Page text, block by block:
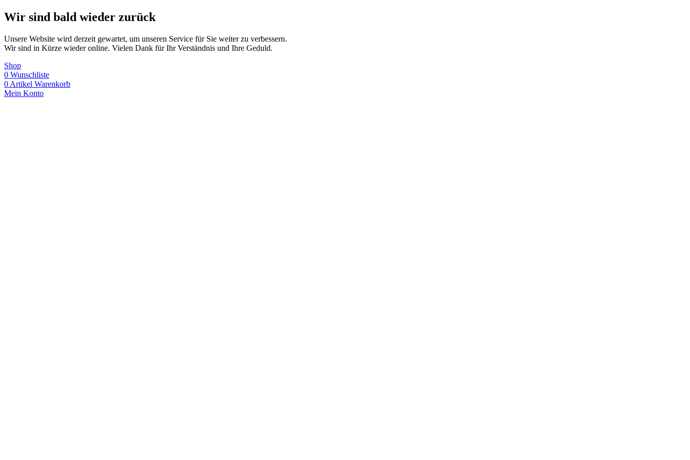
Wir sind bald wieder zurück
Unsere Website wird derzeit gewartet, um unseren Service für Sie weiter zu verbessern.
Wir sind in Kürze wieder online. Vielen Dank für Ihr Verständnis und Ihre Geduld.
Shop
0 Wunschliste
0 Artikel Warenkorb
Mein Konto